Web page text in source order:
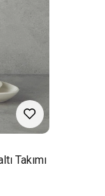
Takımı